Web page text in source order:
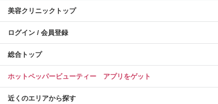
美容クリニックトップ
ログイン / 会員登録
総合トップ
ホットペッパービューティー アプリをゲット
近くのエリアから探す